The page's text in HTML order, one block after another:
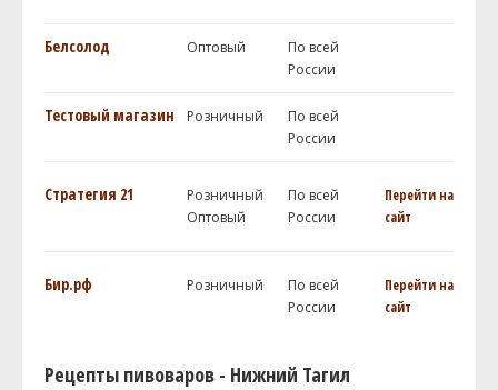
Белсолод Оптовый
По всей
России
Тестовый магазин Розничный
По всей
России
Стратегия 21
Розничный
Оптовый
По всей
России
Перейти на
сайт
Бир.рф Розничный
По всей
России
Перейти на
сайт
Рецепты пивоваров - Нижний Тагил